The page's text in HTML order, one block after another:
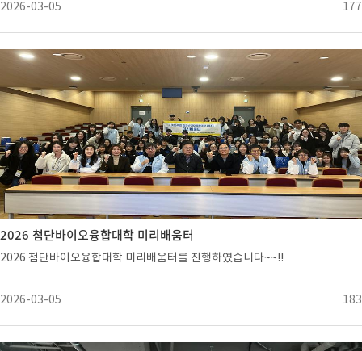
2026-03-05 177
2026 첨단바이오융합대학 미리배움터
2026 첨단바이오융합대학 미리배움터를 진행하였습니다~~!!
2026-03-05 183